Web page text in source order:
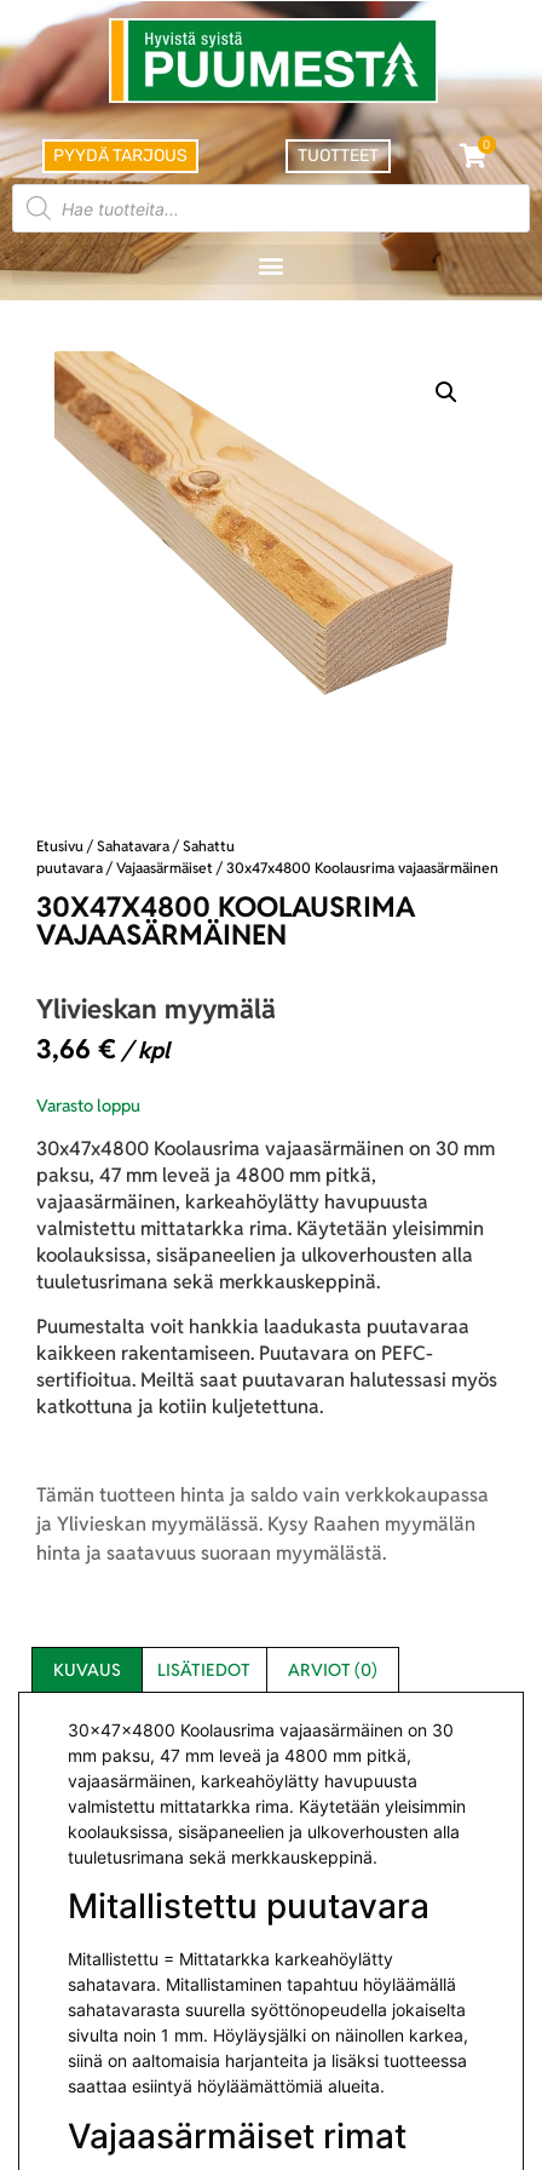
PYYDÄ TARJOUS TUOTTEET
0
Etusivu / Sahatavara / Sahattu
puutavara / Vajaasärmäiset / 30x47x4800 Koolausrima vajaasärmäinen
30X47X4800 KOOLAUSRIMA
VAJAASÄRMÄINEN
Ylivieskan myymälä
3,66 € / kpl
Varasto loppu
30x47x4800 Koolausrima vajaasärmäinen on 30 mm
paksu, 47 mm leveä ja 4800 mm pitkä,
vajaasärmäinen, karkeahöylätty havupuusta
valmistettu mittatarkka rima. Käytetään yleisimmin
koolauksissa, sisäpaneelien ja ulkoverhousten alla
tuuletusrimana sekä merkkauskeppinä.
Puumestalta voit hankkia laadukasta puutavaraa
kaikkeen rakentamiseen. Puutavara on PEFC-
sertifioitua. Meiltä saat puutavaran halutessasi myös
katkottuna ja kotiin kuljetettuna.
Tämän tuotteen hinta ja saldo vain verkkokaupassa
ja Ylivieskan myymälässä. Kysy Raahen myymälän
hinta ja saatavuus suoraan myymälästä.
KUVAUS LISÄTIEDOT ARVIOT (0)
30x47x4800 Koolausrima vajaasärmäinen on 30
mm paksu, 47 mm leveä ja 4800 mm pitkä,
vajaasärmäinen, karkeahöylätty havupuusta
valmistettu mittatarkka rima. Käytetään yleisimmin
koolauksissa, sisäpaneelien ja ulkoverhousten alla
tuuletusrimana sekä merkkauskeppinä.
Mitallistettu puutavara
Mitallistettu = Mittatarkka karkeahöylätty
sahatavara. Mitallistaminen tapahtuu höyläämällä
sahatavarasta suurella syöttönopeudella jokaiselta
sivulta noin 1 mm. Höyläysjälki on näinollen karkea,
siinä on aaltomaisia harjanteita ja lisäksi tuotteessa
saattaa esiintyä höyläämättömiä alueita.
Vajaasärmäiset rimat